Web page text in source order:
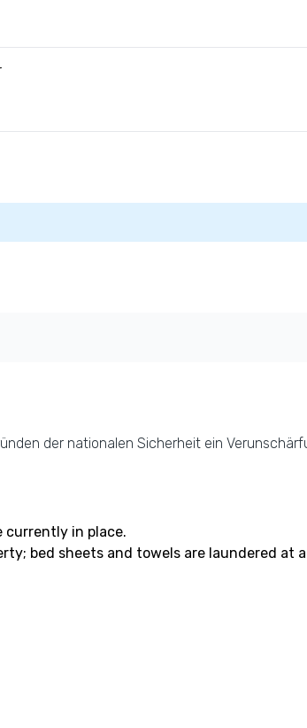
der nationalen Sicherheit ein
currently in place.
bed sheets and towels are laundered at